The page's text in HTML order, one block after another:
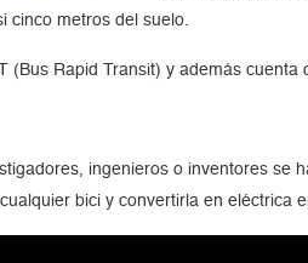
cinco metros del suelo.
(Bus Rapid Transit) y además
ingenieros o inventores se
bici y convertirla en eléctrica